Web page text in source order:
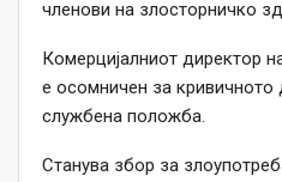
членови на злосторничко
Комерцијалниот директор
е осомничен за
службена положба.
Станува збор за